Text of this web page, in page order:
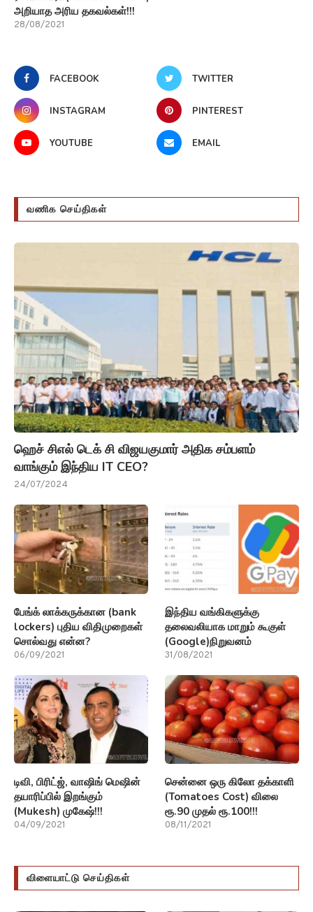
அறியாத அரிய தகவல்கள்!!!
28/08/2021
FACEBOOK TWITTER
INSTAGRAM PINTEREST
YOUTUBE EMAIL
வணிக செய்திகள்
ஹெச் சிஎல் டெக் சி விஜயகுமார் அதிக சம்பளம்
வாங்கும் இந்திய IT CEO?
24/07/2024
பேங்க் லாக்கருக்கான (bank
lockers) புதிய விதிமுறைகள்
சொல்வது என்ன?
06/09/2021
இந்திய வங்கிகளுக்கு
தலைவலியாக மாறும் கூகுள்
(Google)நிறுவனம்
31/08/2021
டிவி, பிரிட்ஜ், வாஷிங் மெஷின்
தயாரிப்பில் இறங்கும்
(Mukesh) முகேஷ்!!!
04/09/2021
சென்னை ஒரு கிலோ தக்காளி
(Tomatoes Cost) விலை
ரூ.90 முதல் ரூ.100!!!
08/11/2021
விளையாட்டு செய்திகள்